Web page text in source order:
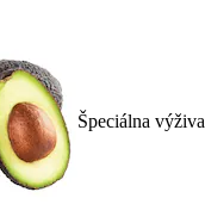
Špeciálna výživa